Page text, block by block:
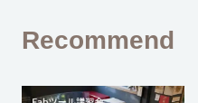
Recommend